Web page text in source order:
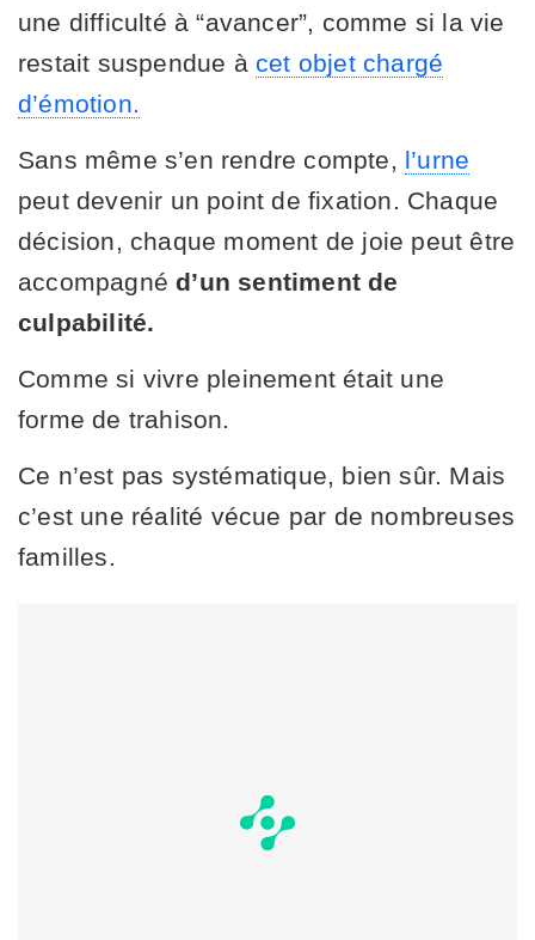
une difficulté à “avancer”, comme si la vie
restait suspendue à cet objet chargé
d’émotion.
Sans même s’en rendre compte, l’urne
peut devenir un point de fixation. Chaque
décision, chaque moment de joie peut être
accompagnéd’un sentiment de
culpabilité.
Comme si vivre pleinement était une
forme de trahison.
Ce n’est pas systématique, bien sûr. Mais
c’est une réalité vécue par de nombreuses
familles.